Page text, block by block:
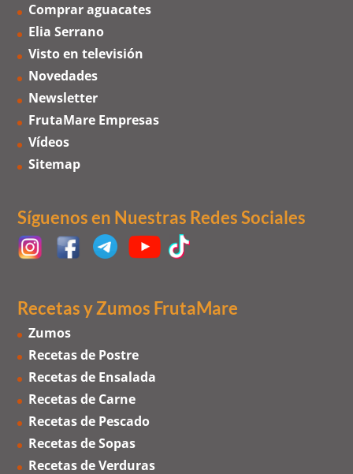
Comprar aguacates
Elia Serrano
Visto en televisión
Novedades
Newsletter
FrutaMare Empresas
Vídeos
Sitemap
Síguenos en Nuestras Redes Sociales
Recetas y Zumos FrutaMare
Zumos
Recetas de Postre
Recetas de Ensalada
Recetas de Carne
Recetas de Pescado
Recetas de Sopas
Recetas de Verduras